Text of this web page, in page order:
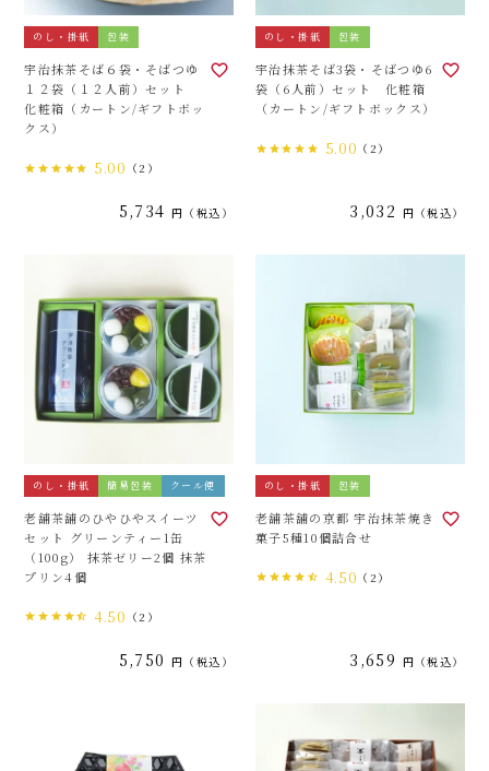
のし・掛紙 包装
宇治抹茶そば６袋・そばつゆ
１２袋（１２人前）セット
化粧箱（カートン/ギフトボッ
クス）
5.00 （2）
5,734 税込
のし・掛紙 包装
宇治抹茶そば3袋・そばつゆ6
袋（6人前）セット 化粧箱
（カートン/ギフトボックス）
5.00 （2）
3,032 税込
のし・掛紙 簡易包装 クール便
老舗茶舗のひやひやスイーツ
セット グリーンティー1缶
（100g） 抹茶ゼリー2個 抹茶
プリン4個
4.50 （2）
5,750 税込
のし・掛紙 包装
老舗茶舗の京都 宇治抹茶焼き
菓子5種10個詰合せ
4.50 （2）
3,659 税込